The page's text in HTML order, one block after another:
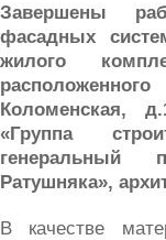
Завершены
фасадных
жилого
Коломенская,
«Группа
Ратушняка»,
В качестве